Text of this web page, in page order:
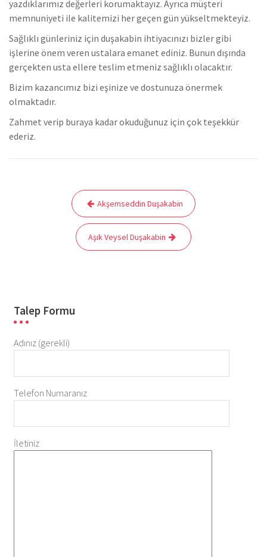
yazdıklarımız değerleri korumaktayız. Ayrıca müşteri
memnuniyeti ile kalitemizi her geçen gün yükseltmekteyiz.
Sağlıklı günleriniz için duşakabin ihtiyacınızı bizler gibi
işlerine önem veren ustalara emanet ediniz. Bunun dışında
gerçekten usta ellere teslim etmeniz sağlıklı olacaktır.
Bizim kazancımız bizi eşinize ve dostunuza önermek
olmaktadır.
Zahmet verip buraya kadar okuduğunuz için çok teşekkür
ederiz.
gezinmesi
Akşemseddin Duşakabin
Aşık Veysel Duşakabin
Talep Formu
Adınız (gerekli)
Telefon Numaranız
İletiniz